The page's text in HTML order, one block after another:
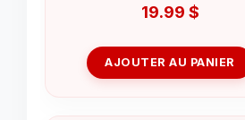
19.99 $
AJOUTER AU PANIER